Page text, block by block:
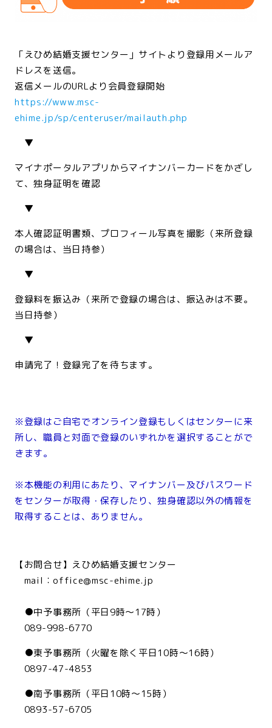
「えひめ結婚支援センター」サイトより登録用メールア
ドレスを送信。
返信メールのURLより会員登録開始
https://www.msc-
ehime.jp/sp/centeruser/mailauth.php
▼
マイナポータルアプリからマイナンバーカードをかざし
て、独身証明を確認
▼
本人確認証明書類、プロフィール写真を撮影（来所登録
の場合は、当日持参）
▼
登録料を振込み（来所で登録の場合は、振込みは不要。
当日持参）
▼
申請完了！登録完了を待ちます。
※登録はご自宅でオンライン登録もしくはセンターに来
所し、職員と対面で登録のいずれかを選択することがで
きます。
※本機能の利用にあたり、マイナンバー及びパスワード
をセンターが取得・保存したり、独身確認以外の情報を
取得することは、ありません。
【お問合せ】えひめ結婚支援センター
mail：office@msc-ehime.jp
●中予事務所（平日9時～17時）
089-998-6770
●東予事務所（火曜を除く平日10時～16時）
0897-47-4853
●南予事務所（平日10時～15時）
0893-57-6705